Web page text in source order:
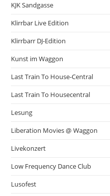
KJK Sandgasse
Klirrbar Live Edition
Klirrbarr DJ-Edition
Kunst im Waggon
Last Train To House-Central
Last Train To Housecentral
Lesung
Liberation Movies @ Waggon
Livekonzert
Low Frequency Dance Club
Lusofest